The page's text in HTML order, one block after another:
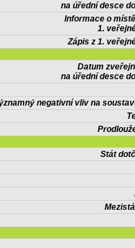
na úřední desce
Informace o
1.
Zápis z 1.
Datum
na úřední desce
negativní vliv na
Stát